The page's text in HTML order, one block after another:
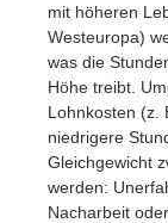
mit höheren
Westeuropa)
was die
Höhe treibt.
Lohnkosten (z.
niedrigere
Gleichgewicht
werden:
Nacharbeit